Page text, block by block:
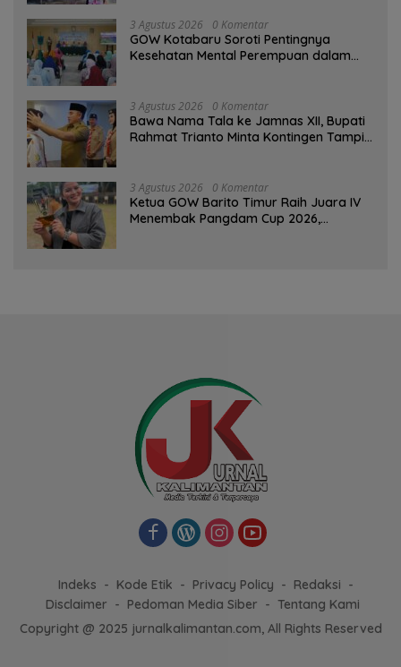
3 Agustus 2026 0 Komentar
GOW Kotabaru Soroti Pentingnya
Kesehatan Mental Perempuan dalam
3 Agustus 2026 0 Komentar
Bawa Nama Tala ke Jamnas XII, Bupati
Rahmat Trianto Minta Kontingen Tampil
3 Agustus 2026 0 Komentar
Ketua GOW Barito Timur Raih Juara IV
Menembak Pangdam Cup 2026,
Indeks Kode Etik Privacy Policy
Redaksi
Disclaimer
Pedoman Media Siber
Tentang Kami
Copyright @ 2025 jurnalkalimantan.com, All Rights Reserved